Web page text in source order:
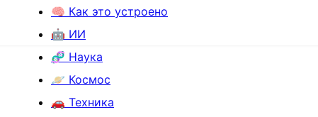
🧠 Как это устроено
🤖 ИИ
🧬 Наука
🪐 Космос
🚗 Техника